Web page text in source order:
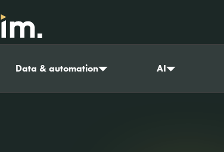
Data & automation AI